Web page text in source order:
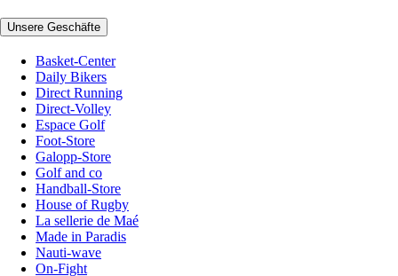
Unsere Geschäfte
Basket-Center
Daily Bikers
Direct Running
Direct-Volley
Espace Golf
Foot-Store
Galopp-Store
Golf and co
Handball-Store
House of Rugby
La sellerie de Maé
Made in Paradis
Nauti-wave
On-Fight